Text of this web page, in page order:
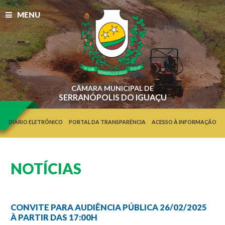
MENU
CÂMARA MUNICIPAL DE
SERRANÓPOLIS DO IGUAÇU
DIÁRIO ELETRÔNICO PORTAL DA TRANSPARÊNCIA ACESSO À INFORMAÇÃO
NOTÍCIAS
CONVITE PARA AUDIÊNCIA PÚBLICA 26/02/2025
À PARTIR DAS 17:00H